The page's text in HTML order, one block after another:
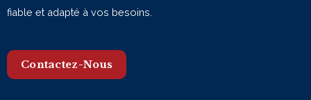
fiable et adapté à vos besoins.
Contactez-Nous